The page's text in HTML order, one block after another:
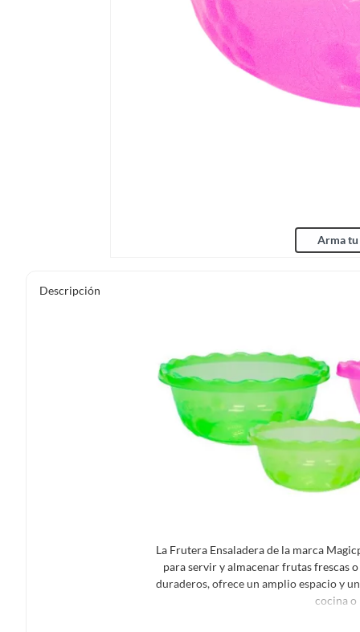
Arma
Descripción
La Frutera Ensaladera de la marca
para servir y almacenar frutas frescas
duraderos, ofrece un amplio espacio y
cocina o